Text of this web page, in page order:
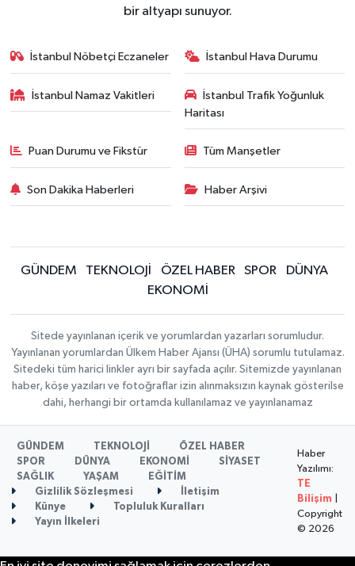
bir altyapı sunuyor.
İstanbul Nöbetçi Eczaneler İstanbul Hava Durumu
İstanbul Namaz Vakitleri
İstanbul Trafik Yoğunluk
Haritası
Puan Durumu ve Fikstür Tüm Manşetler
Son Dakika Haberleri Haber Arşivi
GÜNDEM TEKNOLOJİ ÖZEL HABER SPOR
DÜNYA
EKONOMİ
Sitede yayınlanan içerik ve yorumlardan yazarları sorumludur.
Yayınlanan yorumlardan Ülkem Haber Ajansı (ÜHA) sorumlu tutulamaz.
Sitedeki tüm harici linkler ayrı bir sayfada açılır. Sitemizde yayınlanan
haber, köşe yazıları ve fotoğraflar izin alınmaksızın kaynak gösterilse
dahi, herhangi bir ortamda kullanılamaz ve yayınlanamaz
GÜNDEM TEKNOLOJİ
ÖZEL HABER
SPOR
DÜNYA EKONOMİ
SİYASET
SAĞLIK
YAŞAM
EĞİTİM
Gizlilik Sözleşmesi
İletişim
Künye
Topluluk Kuralları
Yayın İlkeleri
Haber
Yazılımı:
TE
Bilişim
Copyright
© 2026